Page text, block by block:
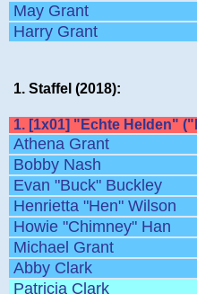
May Grant
Harry Grant
1. Staffel (2018):
1. [1x01] "Echte Helden"
Athena Grant
Bobby Nash
Evan "Buck" Buckley
Henrietta "Hen" Wilson
Howie "Chimney" Han
Michael Grant
Abby Clark
Patricia Clark